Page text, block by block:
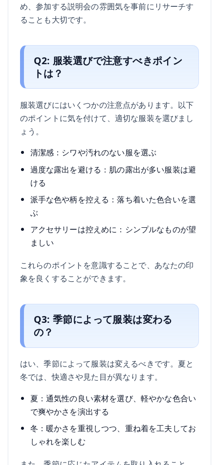
め、参加する説明会の雰囲気を事前にリサーチす
ることも大切です。
Q2: 服装選びで注意すべきポイン
トは？
服装選びにはいくつかの注意点があります。以下
のポイントに気を付けて、適切な服装を選びまし
ょう。
清潔感：シワや汚れのない服を選ぶ
過度な露出を避ける：肌の露出が多い服装は避
ける
派手な色や柄を控える：落ち着いた色合いを選
ぶ
アクセサリーは控えめに：シンプルなものが望
ましい
これらのポイントを意識することで、あなたの印
象を良くすることができます。
Q3: 季節によって服装は変わる
の？
はい、季節によって服装は変えるべきです。夏と
冬では、快適さや見た目が異なります。
夏：通気性の良い素材を選び、軽やかな色合い
で爽やかさを演出する
冬：暖かさを重視しつつ、重ね着を工夫してお
しゃれを楽しむ